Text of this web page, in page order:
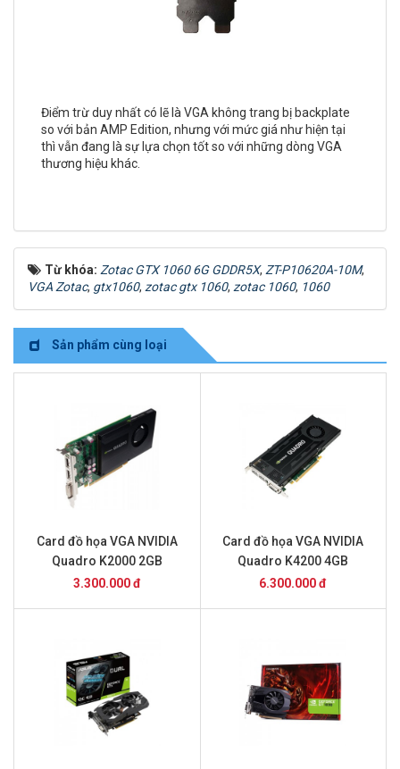
Điểm trừ duy nhất có lẽ là VGA không trang bị backplate
so với bản AMP Edition, nhưng với mức giá như hiện tại
thì vẫn đang là sự lựa chọn tốt so với những dòng VGA
thương hiệu khác.
Từ khóa: Zotac GTX 1060 6G GDDR5X, ZT-P10620A-10M,
VGA Zotac, gtx1060, zotac gtx 1060, zotac 1060, 1060
Sản phẩm cùng loại
Card đồ họa VGA NVIDIA
Quadro K2000 2GB
3.300.000 đ
Card đồ họa VGA NVIDIA
Quadro K4200 4GB
6.300.000 đ